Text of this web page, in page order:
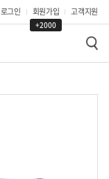
로그인 회원가입
+2000
고객지원